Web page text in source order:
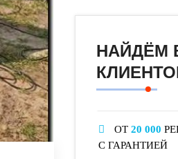
НАЙДЁМ
ОТ 20 000
С ГАРАНТИЕЙ